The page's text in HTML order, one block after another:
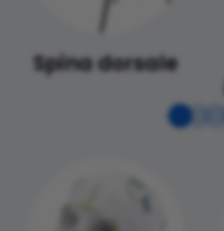
Spina dorsale